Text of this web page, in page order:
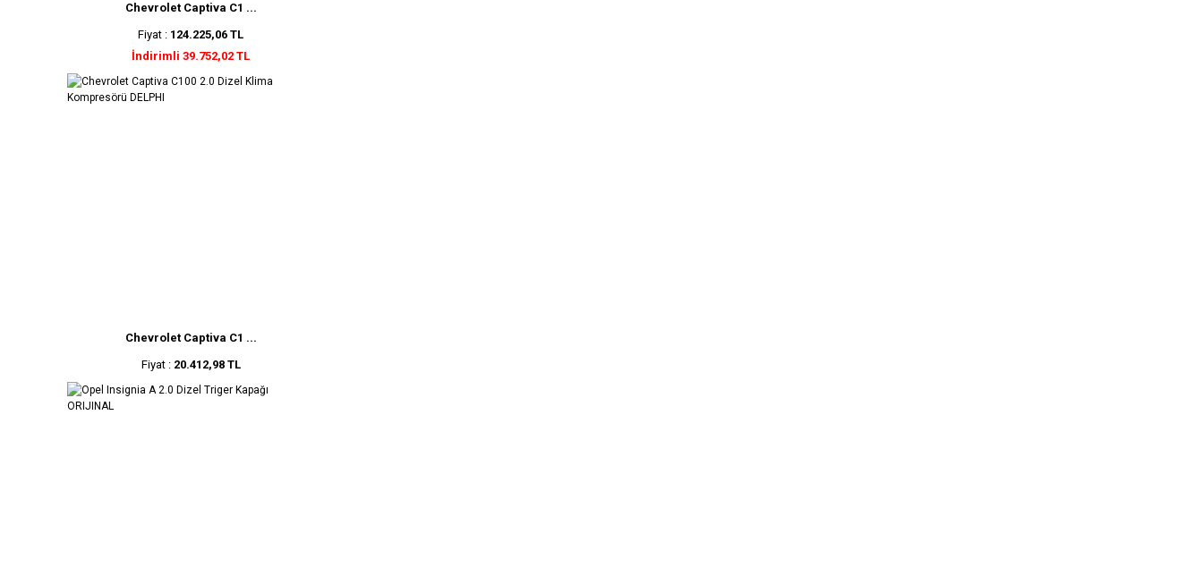
Chevrolet Captiva C1 ...
Fiyat : 124.225,06 TL
İndirimli 39.752,02 TL
Chevrolet Captiva C1 ...
Fiyat : 20.412,98 TL